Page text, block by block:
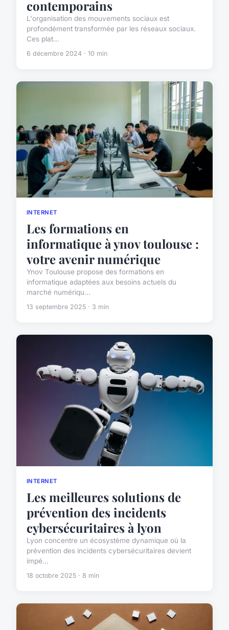
contemporains
L'organisation des mouvements sociaux est
profondément transformée par les réseaux sociaux.
Ces plat...
6 décembre 2024 · 10 min
INTERNET
Les formations en
informatique à ynov toulouse :
votre avenir numérique
Ynov Toulouse propose des formations en
informatique adaptées aux besoins actuels du
marché numériqu...
13 septembre 2025 · 3 min
INTERNET
Les meilleures solutions de
prévention des incidents
cybersécuritaires à lyon
Lyon concentre un écosystème dynamique où la
prévention des incidents cybersécuritaires devient
impé...
18 octobre 2025 · 8 min